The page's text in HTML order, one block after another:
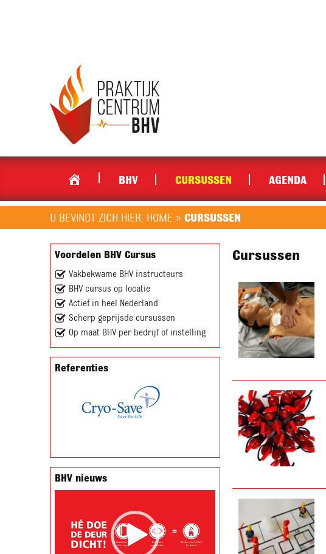
BHV CURSUSSEN AGENDA
U BEVINDT ZICH HIER: HOME » CURSUSSEN
Voordelen BHV Cursus
Vakbekwame BHV instructeurs
BHV cursus op locatie
Actief in heel Nederland
Scherp geprijsde cursussen
Op maat BHV per bedrijf of instelling
Referenties
BHV nieuws
Cursussen